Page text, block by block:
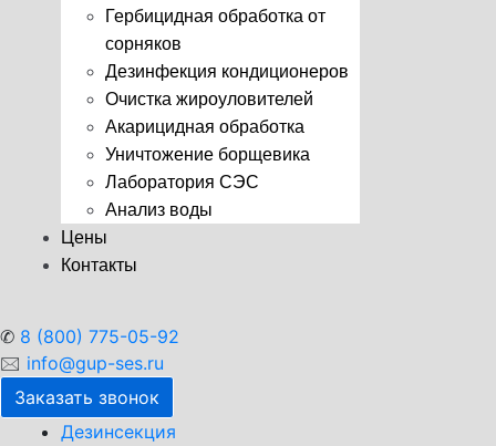
Гербицидная обработка от
сорняков
Дезинфекция кондиционеров
Очистка жироуловителей
Акарицидная обработка
Уничтожение борщевика
Лаборатория СЭС
Анализ воды
Цены
Контакты
✆ 8 (800) 775-05-92
🖂 info@gup-ses.ru
Заказать звонок
Дезинсекция